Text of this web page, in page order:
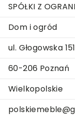
SPÓŁKI Z
Dom i ogród
ul. Głogowska 151
60-206 Poznań
Wielkopolskie